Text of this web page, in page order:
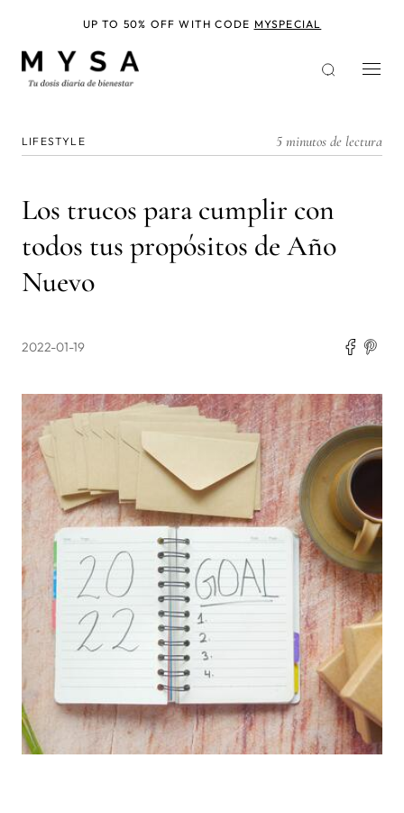
LIFESTYLE 5 minutos de lectura
Los trucos para cumplir con
todos tus propósitos de Año
Nuevo
2022-01-19
UP TO 50% OFF WITH CODE MYSPECIAL